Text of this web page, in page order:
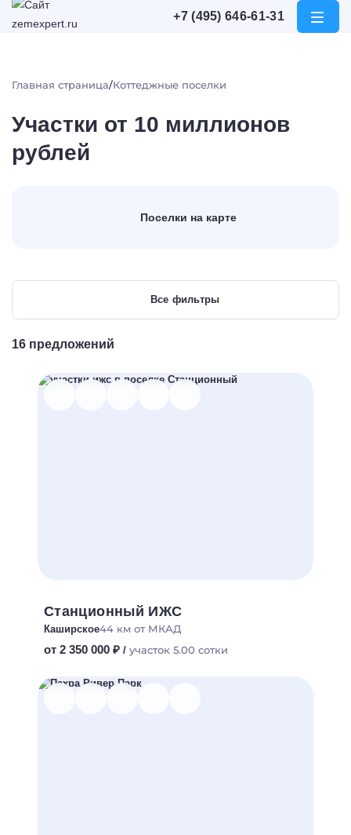
+7 (495) 646-61-31
Главная страница Коттеджные поселки
Поселки на карте
Участки от 10 миллионов
рублей
Все фильтры
16 предложений
Станционный ИЖС
Каширское44 км от МКАД
от 2 350 000 ₽ / участок 5.00 сотки